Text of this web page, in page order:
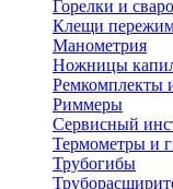
Горелки и
Клещи
Манометрия
Ножницы
Ремкомплекты
Риммеры
Сервисный
Термометры и
Трубогибы